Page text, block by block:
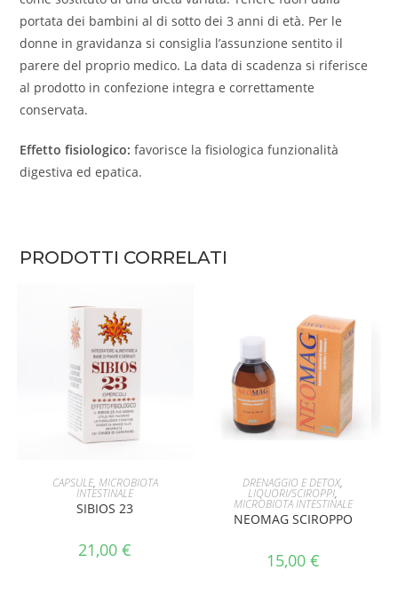
portata dei bambini al di sotto dei 3 anni di età. Per le
donne in gravidanza si consiglia l’assunzione sentito il
parere del proprio medico. La data di scadenza si riferisce
al prodotto in confezione integra e correttamente
conservata.
Effetto fisiologico: favorisce la fisiologica funzionalità
digestiva ed epatica.
PRODOTTI CORRELATI
AGGIUNGI AL CARRELLO
CAPSULE, MICROBIOTA
INTESTINALE
SIBIOS 23
21,00€
AGGIUNGI AL CARRELLO
DRENAGGIO E DETOX,
LIQUORI/SCIROPPI,
MICROBIOTA INTESTINALE
NEOMAG SCIROPPO
15,00 €